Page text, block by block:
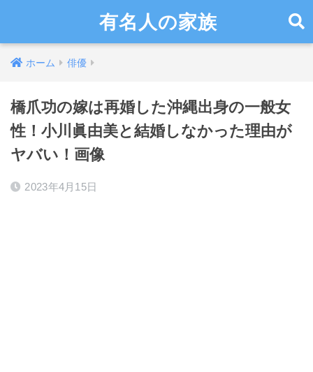
有名人の家族
ホーム 俳優
橋爪功の嫁は再婚した沖縄出身の一般女
性！小川眞由美と結婚しなかった理由が
ヤバい！画像
2023年4月15日